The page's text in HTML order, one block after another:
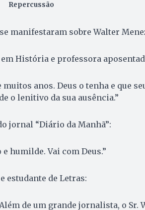
Repercussão
manifestaram sobre Walter
História e professora
anos. Deus o tenha e que
o lenitivo da sua ausência.”
jornal “Diário da Manhã”:
humilde. Vai com Deus.”
estudante de Letras:
de um grande jornalista, o Sr.